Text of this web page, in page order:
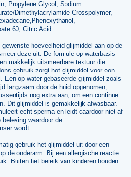
Propylene Glycol, Sodium
Dimethylacrylamide Crosspolymer,
60, Citric Acid.
gewenste hoeveelheid glijmiddel aan op de
deze uit. De formule op waterbasis
makkelijk uitsmeerbare textuur die
gebruik zorgt het glijmiddel voor een
Een op water gebaseerde glijmiddel zoals
langzaam door de huid opgenomen,
nog extra aan, om een continue
Dit glijmiddel is gemakkelijk afwasbaar.
echt sperma en leidt daardoor niet af
waardoor de
wordt.
gebruik het glijmiddel uit door een
de onderarm. Bij een allergische reactie
Buiten het bereik van kinderen houden.